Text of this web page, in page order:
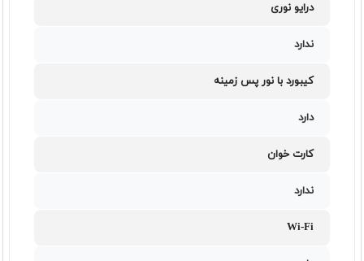
درایو نوری
ندارد
کیبورد با نور پس زمینه
دارد
کارت خوان
ندارد
Wi-Fi